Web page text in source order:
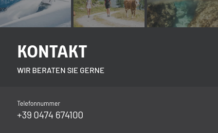
KONTAKT
WIR BERATEN SIE GERNE
Telefonnummer
+39 0474 674100